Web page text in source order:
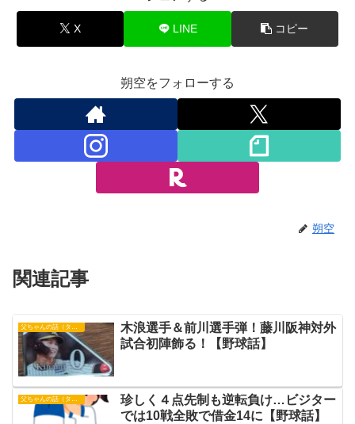
X LINE コピー
朔空をフォローする
朔空
関連記事
木浪選手＆前川選手弾！藤川阪神対外
試合初陣飾る！【野球話】
父ちゃんの話（タイガース）
珍しく４点先制も逆転負け…ビジター
では10戦全敗で借金14に【野球話】